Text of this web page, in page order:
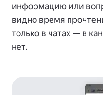
информацию или
видно время
только в чатах — в
нет.